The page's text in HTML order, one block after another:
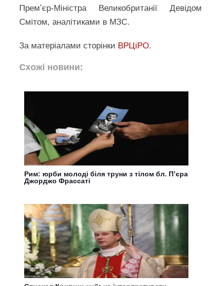
Премʼєр-Міністра Великобританії Девідом
Смітом, аналітиками в МЗС.
За матеріалами сторінки ВРЦіРО.
Схожі новини:
Рим: юрби молоді біля труни з тілом бл. Пʼєра
Джорджо Фрассаті